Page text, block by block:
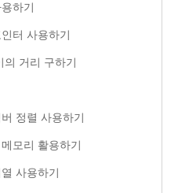
하기
터 사용하기
의 거리 구하기
정렬 사용하기
모리 활용하기
사용하기